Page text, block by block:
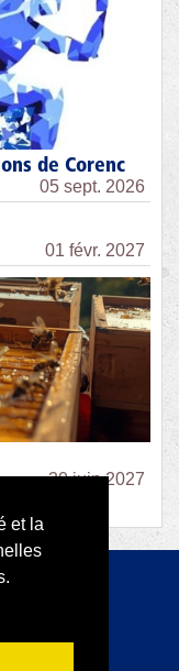
et la
de Corenc
05 sept. 2026
01 févr. 2027
30 juin 2027